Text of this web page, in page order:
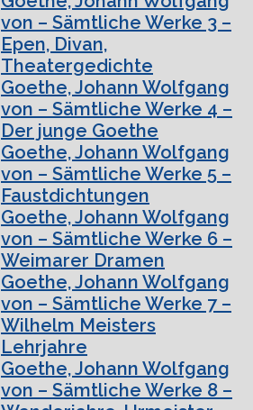
von – Sämtliche Werke 3 –
Epen, Divan,
Theatergedichte
Goethe, Johann Wolfgang
von – Sämtliche Werke 4 –
Der junge Goethe
Goethe, Johann Wolfgang
von – Sämtliche Werke 5 –
Faustdichtungen
Goethe, Johann Wolfgang
von – Sämtliche Werke 6 –
Weimarer Dramen
Goethe, Johann Wolfgang
von – Sämtliche Werke 7 –
Wilhelm Meisters
Lehrjahre
Goethe, Johann Wolfgang
von – Sämtliche Werke 8 –